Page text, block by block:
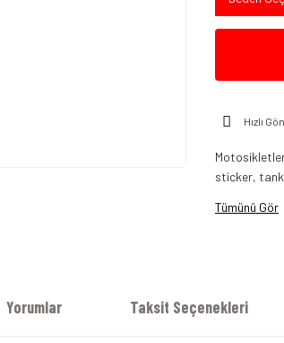
Hızlı
sticker,
Tümünü Gör
Yorumlar Taksit Seçenekleri